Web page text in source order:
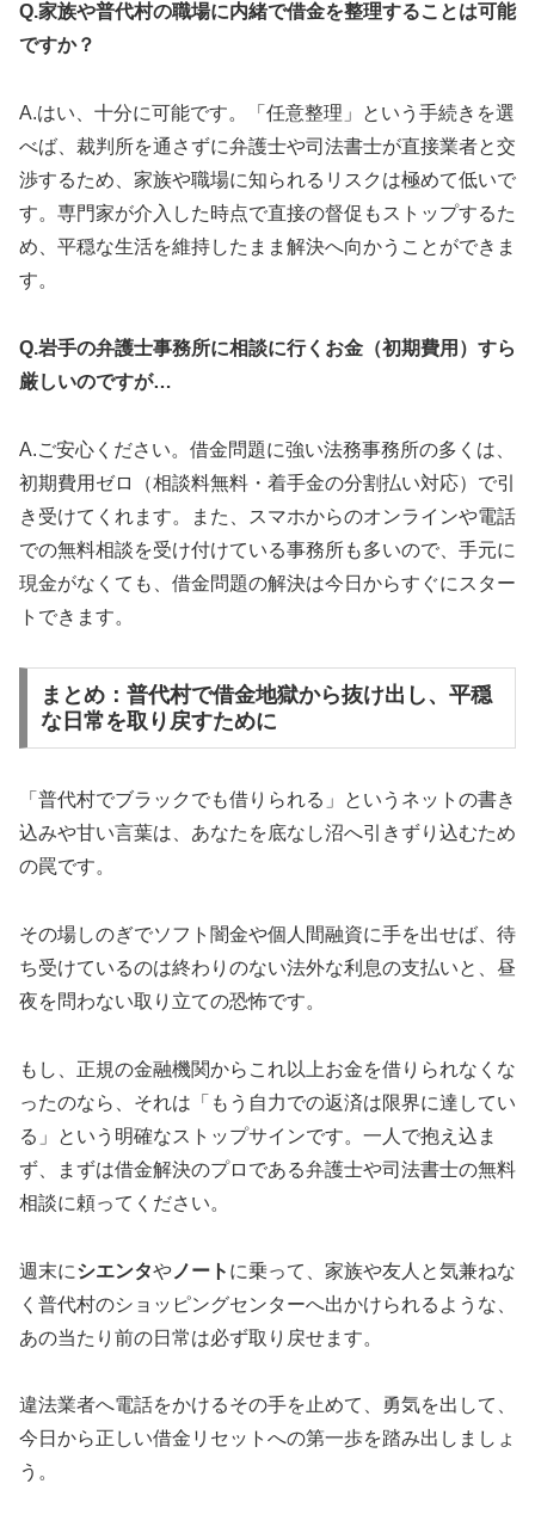
Q.家族や普代村の職場に内緒で借金を整理することは可能
ですか？
A.はい、十分に可能です。「任意整理」という手続きを選
べば、裁判所を通さずに弁護士や司法書士が直接業者と交
渉するため、家族や職場に知られるリスクは極めて低いで
す。専門家が介入した時点で直接の督促もストップするた
め、平穏な生活を維持したまま解決へ向かうことができま
す。
Q.岩手の弁護士事務所に相談に行くお金（初期費用）すら
厳しいのですが…
A.ご安心ください。借金問題に強い法務事務所の多くは、
初期費用ゼロ（相談料無料・着手金の分割払い対応）で引
き受けてくれます。また、スマホからのオンラインや電話
での無料相談を受け付けている事務所も多いので、手元に
現金がなくても、借金問題の解決は今日からすぐにスター
トできます。
まとめ：普代村で借金地獄から抜け出し、平穏
な日常を取り戻すために
「普代村でブラックでも借りられる」というネットの書き
込みや甘い言葉は、あなたを底なし沼へ引きずり込むため
の罠です。
その場しのぎでソフト闇金や個人間融資に手を出せば、待
ち受けているのは終わりのない法外な利息の支払いと、昼
夜を問わない取り立ての恐怖です。
もし、正規の金融機関からこれ以上お金を借りられなくな
ったのなら、それは「もう自力での返済は限界に達してい
る」という明確なストップサインです。一人で抱え込ま
ず、まずは借金解決のプロである弁護士や司法書士の無料
相談に頼ってください。
週末にシエンタや ノート に乗って、家族や友人と気兼ねな
く普代村のショッピングセンターへ出かけられるような、
あの当たり前の日常は必ず取り戻せます。
違法業者へ電話をかけるその手を止めて、勇気を出して、
今日から正しい借金リセットへの第一歩を踏み出しましょ
う。